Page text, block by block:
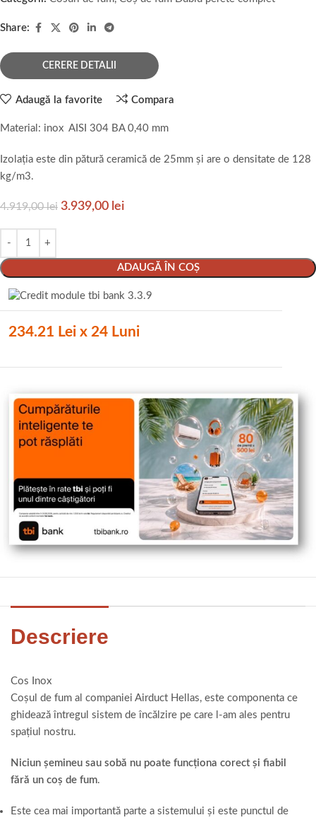
Share:
CERERE DETALII
Adaugă la favorite Compara
Material: inox AISI 304 BA 0,40 mm
Izolația este din pătură ceramică de 25mm și are o densitate de 128
kg/m3.
4.919,00lei 3.939,00 lei
ADAUGĂ ÎN COȘ
234.21 Lei x 24 Luni
Descriere
Cos Inox
Coșul de fum al companiei Airduct Hellas, este componenta ce
ghidează întregul sistem de încălzire pe care l-am ales pentru
spațiul nostru.
Niciun șemineu sau sobă nu poate funcționa corect și fiabil
fără un coș de fum.
Este cea mai importantă parte a sistemului și este punctul de